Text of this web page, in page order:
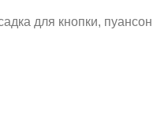
для кнопки, пуансон